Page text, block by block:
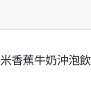
香蕉牛奶沖泡飲